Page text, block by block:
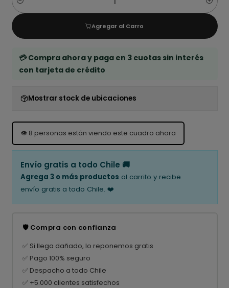
Cantidad
Agregar al Carro
💳 Compra ahora y paga en 3 cuotas sin interés
con tarjeta de crédito
Mostrar stock de ubicaciones
👁️ 8 personas están viendo este cuadro ahora
Envío gratis a todo Chile 🚚
Agrega 3 o más productos al carrito y recibe
envío gratis a todo Chile. ❤️
🛡️ Compra con confianza
✅ Si llega dañado, lo reponemos gratis
✅ Pago 100% seguro
✅ Despacho a todo Chile
✅ +5.000 clientes satisfechos